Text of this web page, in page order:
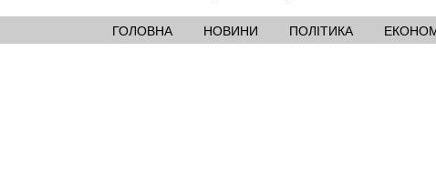
ГОЛОВНА НОВИНИ ПОЛІТИКА